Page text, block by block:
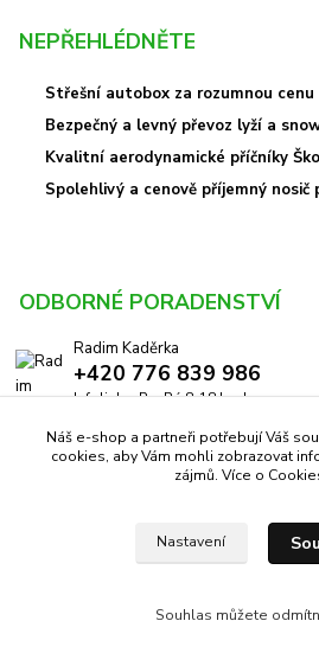
NEPŘEHLÉDNĚTE
Střešní autobox za rozumnou cenu
Bezpečný a levný převoz lyží a
Kvalitní aerodynamické příčníky
Spolehlivý a cenově příjemný
ODBORNÉ PORADENSTVÍ
Radim Kaděrka
+420 776 839 986
Infolinka: Po-Pá 8-18 hod.
info@pricniky.cz
Specialisté na nosiče //
Náš e-shop a partneři potřebují Váš
cookies, aby Vám mohli zobrazovat
zájmů. Více o
Nastavení
Souhlas můžete